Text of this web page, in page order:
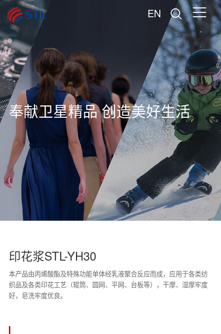
EN
奉献卫星精品 创造美好生活
印花浆STL-YH30
本产品由丙烯酸酯及特殊功能单体经乳液聚合反应而成，应用于各类纺
织品及各类印花工艺（辊筒、圆网、平网、台板等），干摩、湿摩牢度
好，皂洗牢度优良。